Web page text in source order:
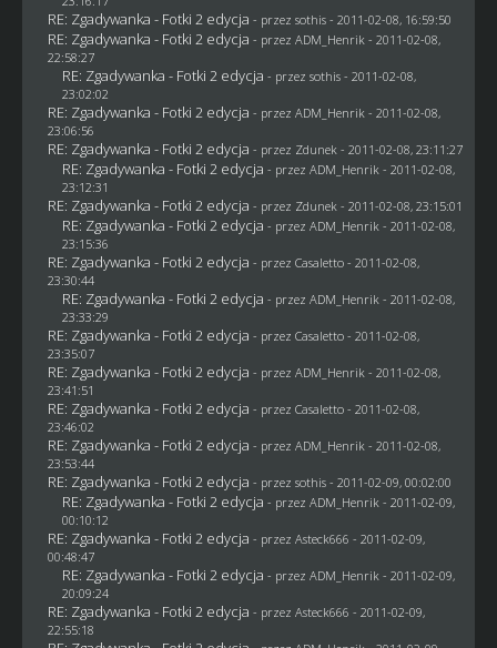
RE: Zgadywanka - Fotki 2 edycja - przez sothis- 2011-02-08, 16:59:50
RE: Zgadywanka - Fotki 2 edycja - przez ADM_Henrik- 2011-02-08,
22:58:27
RE: Zgadywanka - Fotki 2 edycja - przez sothis- 2011-02-08,
23:02:02
RE: Zgadywanka - Fotki 2 edycja - przez ADM_Henrik- 2011-02-08,
23:06:56
RE: Zgadywanka - Fotki 2 edycja - przez Zdunek- 2011-02-08, 23:11:27
RE: Zgadywanka - Fotki 2 edycja - przez ADM_Henrik- 2011-02-08,
23:12:31
RE: Zgadywanka - Fotki 2 edycja - przez Zdunek- 2011-02-08, 23:15:01
RE: Zgadywanka - Fotki 2 edycja - przez ADM_Henrik- 2011-02-08,
23:15:36
RE: Zgadywanka - Fotki 2 edycja - przez Casaletto- 2011-02-08,
23:30:44
RE: Zgadywanka - Fotki 2 edycja - przez ADM_Henrik- 2011-02-08,
23:33:29
RE: Zgadywanka - Fotki 2 edycja - przez Casaletto- 2011-02-08,
23:35:07
RE: Zgadywanka - Fotki 2 edycja - przez ADM_Henrik- 2011-02-08,
23:41:51
RE: Zgadywanka - Fotki 2 edycja - przez Casaletto- 2011-02-08,
23:46:02
RE: Zgadywanka - Fotki 2 edycja - przez ADM_Henrik- 2011-02-08,
23:53:44
RE: Zgadywanka - Fotki 2 edycja - przez sothis- 2011-02-09, 00:02:00
RE: Zgadywanka - Fotki 2 edycja - przez ADM_Henrik- 2011-02-09,
00:10:12
RE: Zgadywanka - Fotki 2 edycja - przez Asteck666 - 2011-02-09,
00:48:47
RE: Zgadywanka - Fotki 2 edycja - przez ADM_Henrik- 2011-02-09,
20:09:24
RE: Zgadywanka - Fotki 2 edycja - przez Asteck666 - 2011-02-09,
22:55:18